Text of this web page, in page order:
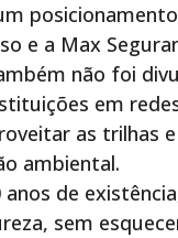
e a Max
não foi
em
as trilhas e
ambiental.
de
sem